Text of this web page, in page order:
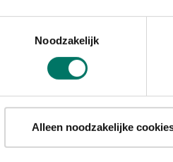
Noodzakelijk
Alleen noodzakelijke
INGREDIËNTEN
Volkoren stokbrood
Kruiden: knoflook, peper
4 el olijfolie
60 gr geitenkaas (op
honingvervanger